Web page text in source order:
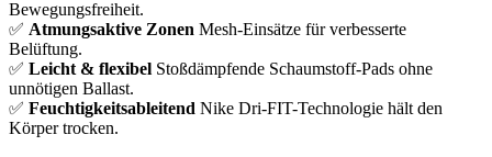
Bewegungsfreiheit.
✅ Atmungsaktive Zonen Mesh-Einsätze für verbesserte
Belüftung.
✅ Leicht & flexibel Stoßdämpfende Schaumstoff-Pads ohne
unnötigen Ballast.
✅ Feuchtigkeitsableitend Nike Dri-FIT-Technologie hält den
Körper trocken.